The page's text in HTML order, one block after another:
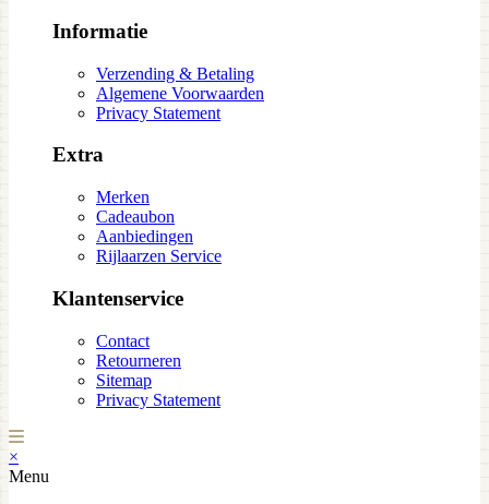
Informatie
Verzending & Betaling
Algemene Voorwaarden
Privacy Statement
Extra
Merken
Cadeaubon
Aanbiedingen
Rijlaarzen Service
Klantenservice
Contact
Retourneren
Sitemap
Privacy Statement
×
Menu